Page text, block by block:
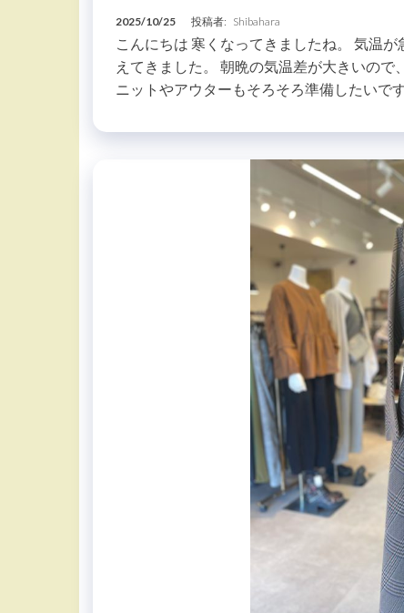
2025/10/25 投稿者: Shibahara
こんにちは 寒くなってきましたね。 気温
えてきました。 朝晩の気温差が大きいので
ニットやアウターもそろそろ準備したいで